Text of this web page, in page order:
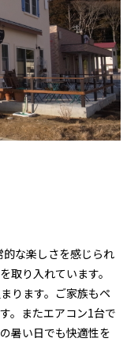
な楽しさを感じられ
取り入れています。
ります。ご家族もペ
。またエアコン1台で
暑い日でも快適性を